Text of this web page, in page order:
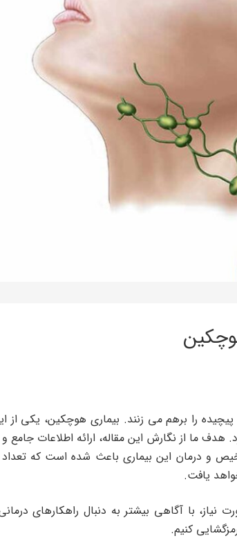
را برهم می زنند. بیماری هوچکین، یکی از
ما از نگارش این مقاله، ارائه اطلاعات جامع و
و درمان این بیماری باعث شده است که تعداد
یافت.
نیاز، با آگاهی بیشتر به دنبال راهکارهای
کنیم.